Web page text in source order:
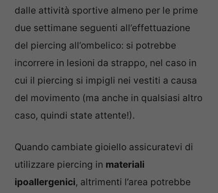
dalle attività sportive almeno per le prime
due settimane seguenti all’effettuazione
del piercing all’ombelico: si potrebbe
incorrere in lesioni da strappo, nel caso in
cui il piercing si impigli nei vestiti a causa
del movimento (ma anche in qualsiasi altro
caso, quindi state attente!).
Quando cambiate gioiello assicuratevi di
utilizzare piercing in materiali
ipoallergenici, altrimenti l’area potrebbe